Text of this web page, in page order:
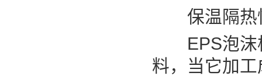
保温隔热
EPS泡沫板
料，当它加